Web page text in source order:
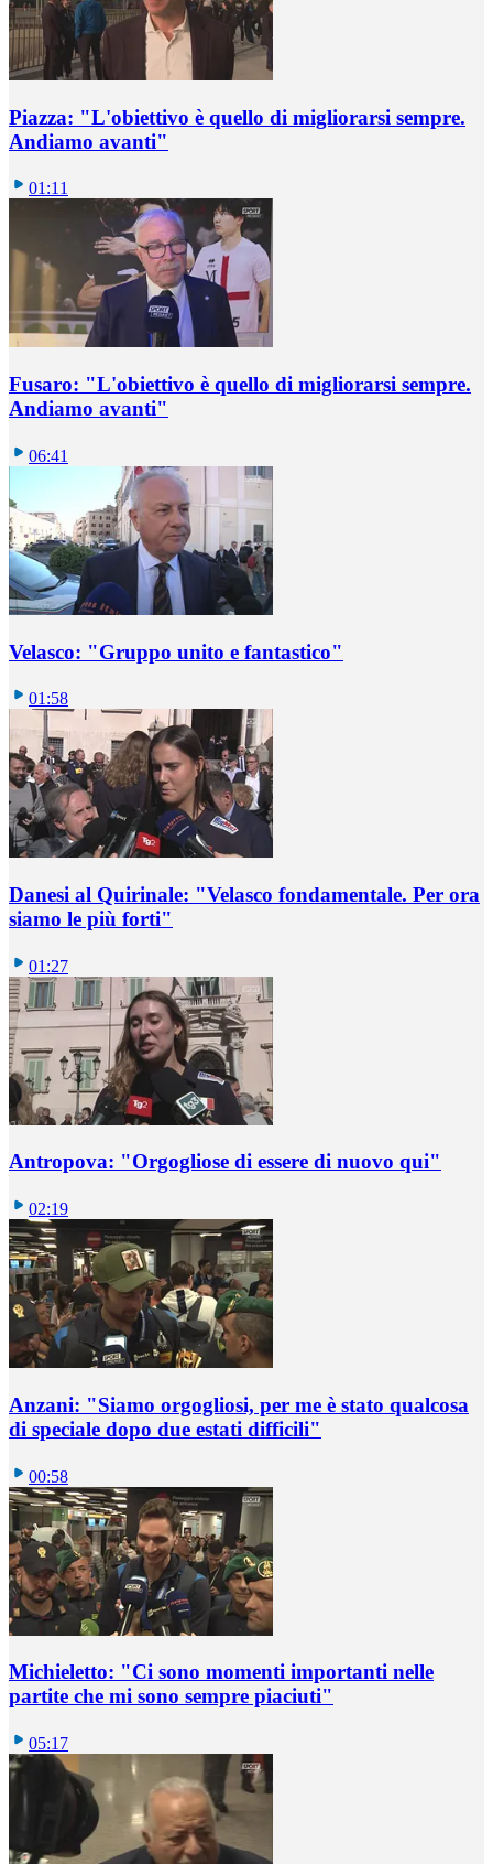
Piazza: "L'obiettivo è quello di migliorarsi sempre.
Andiamo avanti"
01:11
Fusaro: "L'obiettivo è quello di migliorarsi sempre.
Andiamo avanti"
06:41
Velasco: "Gruppo unito e fantastico"
01:58
Danesi al Quirinale: "Velasco fondamentale. Per ora
siamo le più forti"
01:27
Antropova: "Orgogliose di essere di nuovo qui"
02:19
Anzani: "Siamo orgogliosi, per me è stato qualcosa
di speciale dopo due estati difficili"
00:58
Michieletto: "Ci sono momenti importanti nelle
partite che mi sono sempre piaciuti"
05:17